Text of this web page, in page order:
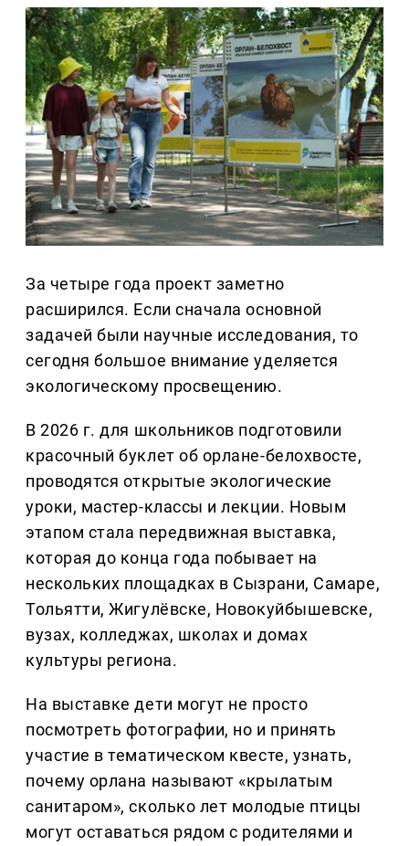
За четыре года проект заметно
расширился. Если сначала основной
задачей были научные исследования, то
сегодня большое внимание уделяется
экологическому просвещению.
В 2026 г. для школьников подготовили
красочный буклет об орлане-белохвосте,
проводятся открытые экологические
уроки, мастер-классы и лекции. Новым
этапом стала передвижная выставка,
которая до конца года побывает на
нескольких площадках в Сызрани, Самаре,
Тольятти, Жигулёвске, Новокуйбышевске,
вузах, колледжах, школах и домах
культуры региона.
На выставке дети могут не просто
посмотреть фотографии, но и принять
участие в тематическом квесте, узнать,
почему орлана называют «крылатым
санитаром», сколько лет молодые птицы
могут оставаться рядом с родителями и